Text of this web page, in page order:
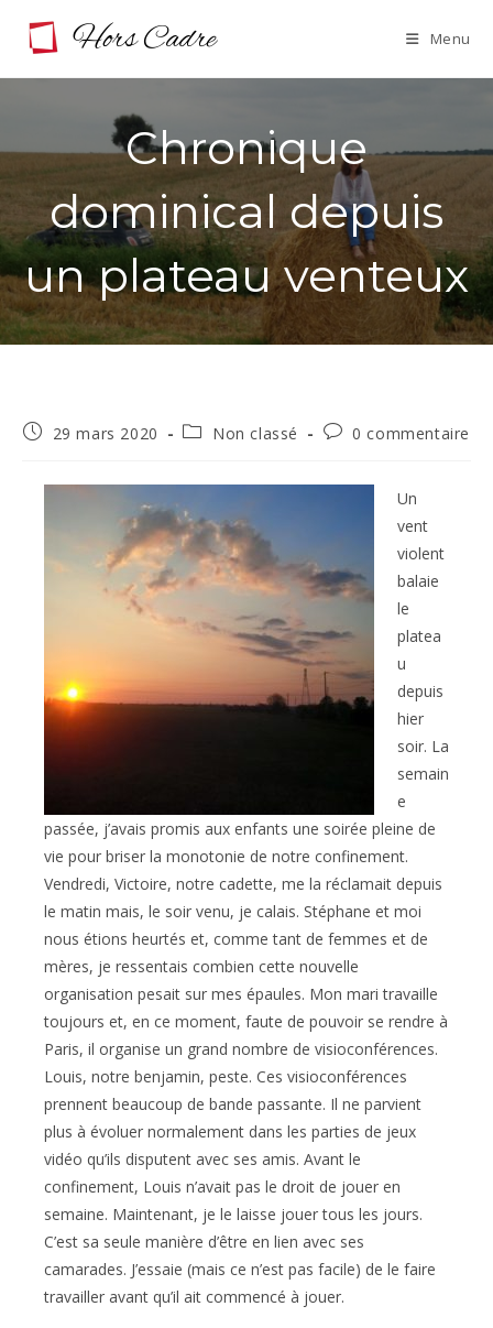
Menu
Chronique
dominical depuis
un plateau venteux
Publication
29 mars 2020
PostNon classé
Commentaires
publication :
0 commentaire
Un
vent
violent
balaie
le
platea
u
depuis
hier
soir. La
semain
e
passée, j’avais promis aux enfants une soirée pleine de
vie pour briser la monotonie de notre confinement.
Vendredi, Victoire, notre cadette, me la réclamait depuis
le matin mais, le soir venu, je calais. Stéphane et moi
nous étions heurtés et, comme tant de femmes et de
mères, je ressentais combien cette nouvelle
organisation pesait sur mes épaules. Mon mari travaille
toujours et, en ce moment, faute de pouvoir se rendre à
Paris, il organise un grand nombre de visioconférences.
Louis, notre benjamin, peste. Ces visioconférences
prennent beaucoup de bande passante. Il ne parvient
plus à évoluer normalement dans les parties de jeux
vidéo qu’ils disputent avec ses amis. Avant le
confinement, Louis n’avait pas le droit de jouer en
semaine. Maintenant, je le laisse jouer tous les jours.
C’est sa seule manière d’être en lien avec ses
camarades. J’essaie (mais ce n’est pas facile) de le faire
travailler avant qu’il ait commencé à jouer.